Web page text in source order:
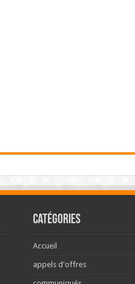
Catégories
Accueil
appels d'offres